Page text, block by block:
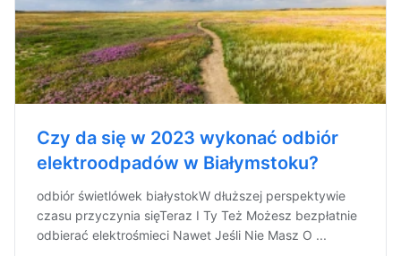
Czy da się w 2023 wykonać odbiór
elektroodpadów w Białymstoku?
odbiór świetlówek białystokW dłuższej perspektywie
czasu przyczynia sięTeraz I Ty Też Możesz bezpłatnie
odbierać elektrośmieci Nawet Jeśli Nie Masz O ...